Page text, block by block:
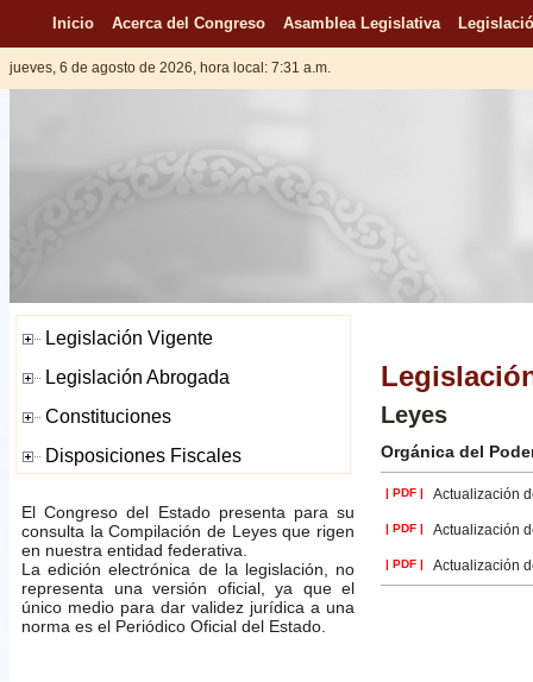
Inicio Acerca del Congreso Asamblea Legislativa
jueves, 6 de agosto de 2026, hora local: 7:31 a.m.
El Congreso del Estado presenta para su
consulta la Compilación de Leyes que rigen
en nuestra entidad federativa.
La edición electrónica de la legislación, no
representa una versión oficial, ya que el
único medio para dar validez jurídica a una
norma es el Periódico Oficial del Estado.
Leyes
Orgánica del
| PDF | Actualización
| PDF | Actualización
| PDF | Actualización